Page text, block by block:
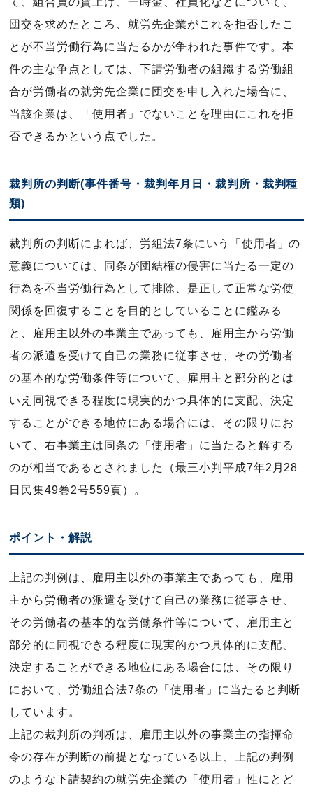
団交を求めたところ、就労先企業がこれを拒否したこ
とが不当労働行為に当たるかが争われた事件です。本
件の主な争点としては、下請労働者の組織する労働組
合が労働者の就労先企業に団交を申し入れた場合に、
当該企業は、「使用者」でないことを理由にこれを拒
否できるかという点でした。
裁判所の判断(事件番号・裁判年月日・裁判所・裁判種
類)
裁判所の判断によれば、労組法7条にいう「使用者」の
意義については、同条が団結権の侵害に当たる一定の
行為を不当労働行為として排除、是正して正常な労使
関係を回復することを目的としていることに鑑みる
と、雇用主以外の事業主であっても、雇用主から労働
者の派遣を受けて自己の業務に従事させ、その労働者
の基本的な労働条件等について、雇用主と部分的とは
いえ同視できる程度に現実的かつ具体的に支配、決定
することができる地位にある場合には、その限りにお
いて、右事業主は同条の「使用者」に当たると解する
のが相当であるとされました（最三小判平成7年2月28
日民集49巻2号559頁）。
ポイント・解説
上記の判例は、雇用主以外の事業主であっても、雇用
主から労働者の派遣を受けて自己の業務に従事させ、
その労働者の基本的な労働条件等について、雇用主と
部分的に同視できる程度に現実的かつ具体的に支配、
決定することができる地位にある場合には、その限り
において、労働組合法7条の「使用者」に当たると判断
しています。
上記の裁判所の判断は、雇用主以外の事業主の指揮命
令の存在が判断の前提となっている以上、上記の判例
のような下請契約の就労先企業の「使用者」性にとど